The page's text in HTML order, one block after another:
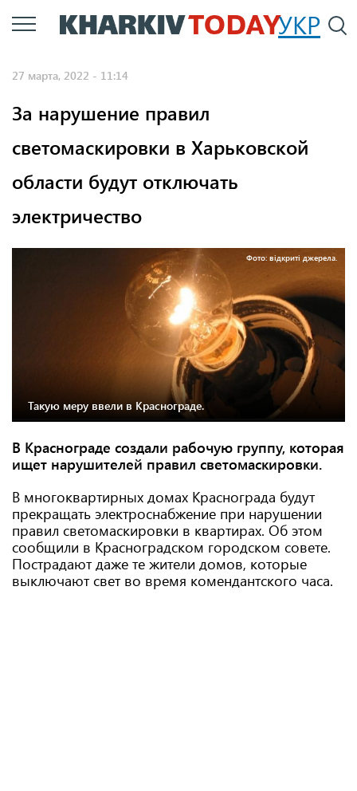
Перейти
к
УКР
27 марта, 2022 - 11:14
За нарушение правил
светомаскировки в Харьковской
области будут отключать
электричество
Фото: відкриті джерела.
Такую меру ввели в Краснограде.
В Краснограде создали рабочую группу, которая
ищет нарушителей правил светомаскировки.
В многоквартирных домах Краснограда будут
прекращать электроснабжение при нарушении
правил светомаскировки в квартирах. Об этом
сообщили в Красноградском городском совете.
Пострадают даже те жители домов, которые
выключают свет во время комендантского часа.